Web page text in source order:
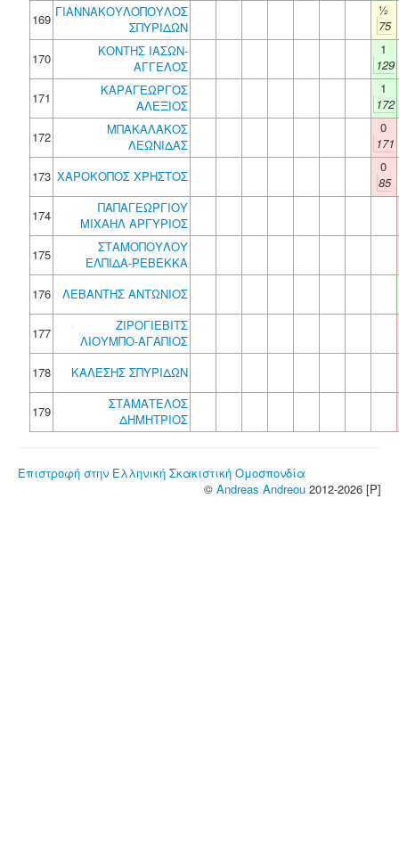
169 ΓΙΑΝΝΑΚΟΥΛΟΠΟΥΛΟΣ
ΣΠΥΡΙΔΩΝ
½
75
170
ΚΟΝΤΗΣ ΙΑΣΩΝ-
ΑΓΓΕΛΟΣ
1
129
171
ΚΑΡΑΓΕΩΡΓΟΣ
ΑΛΕΞΙΟΣ
1
172
172
ΜΠΑΚΑΛΑΚΟΣ
ΛΕΩΝΙΔΑΣ
0
171
173 ΧΑΡΟΚΟΠΟΣ ΧΡΗΣΤΟΣ
0
85
174
ΠΑΠΑΓΕΩΡΓΙΟΥ
ΜΙΧΑΗΛ ΑΡΓΥΡΙΟΣ
175
ΣΤΑΜΟΠΟΥΛΟΥ
ΕΛΠΙΔΑ-ΡΕΒΕΚΚΑ
176
ΛΕΒΑΝΤΗΣ ΑΝΤΩΝΙΟΣ
177
ΖΙΡΟΓΙΕΒΙΤΣ
ΛΙΟΥΜΠΟ-ΑΓΑΠΙΟΣ
178
ΚΑΛΕΣΗΣ ΣΠΥΡΙΔΩΝ
179
ΣΤΑΜΑΤΕΛΟΣ
ΔΗΜΗΤΡΙΟΣ
Επιστροφή στην Ελληνική Σκακιστική Ομοσπονδία
© Andreas Andreou 2012-2026 [P]